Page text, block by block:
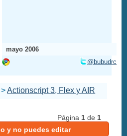
mayo 2006
@bubudrc
>Actionscript 3, Flex y AIR
Página 1de 1
y no puedes editar